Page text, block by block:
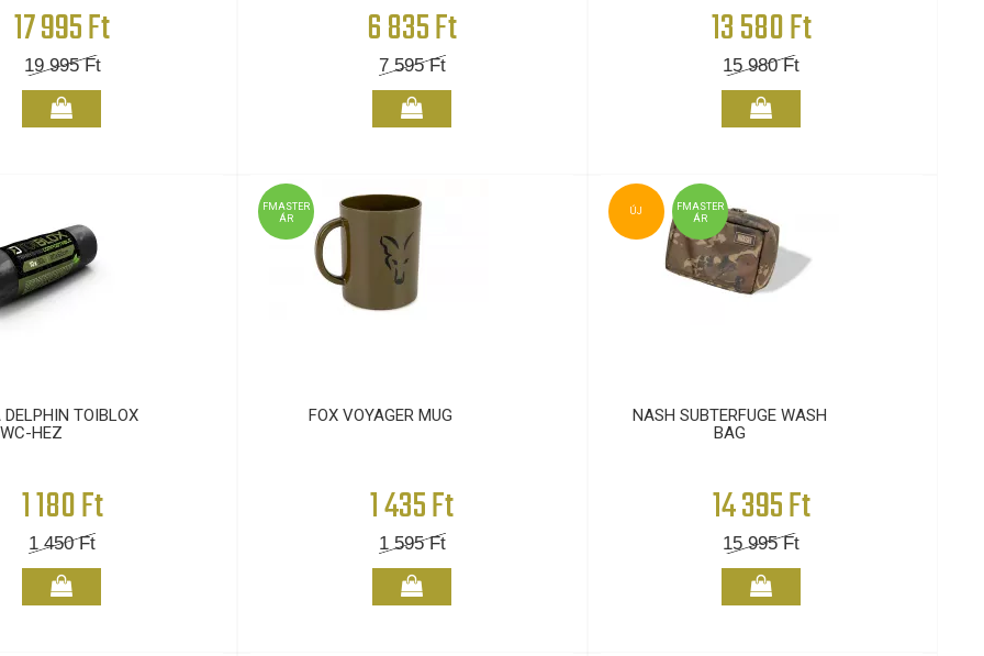
17 995 Ft
19 995Ft
6 835 Ft
7 595Ft
13 580 Ft
15 980Ft
TOIBLOX
WC-HEZ
1 180 Ft
1 450Ft
FMASTER
ÁR
FOX VOYAGER MUG
1 435 Ft
1 595Ft
FMASTER
ÁR
ÚJ
NASH SUBTERFUGE WASH
BAG
14 395 Ft
15 995Ft